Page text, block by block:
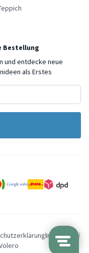
Bestellung
und entdecke neue
als Erstes
Impressum